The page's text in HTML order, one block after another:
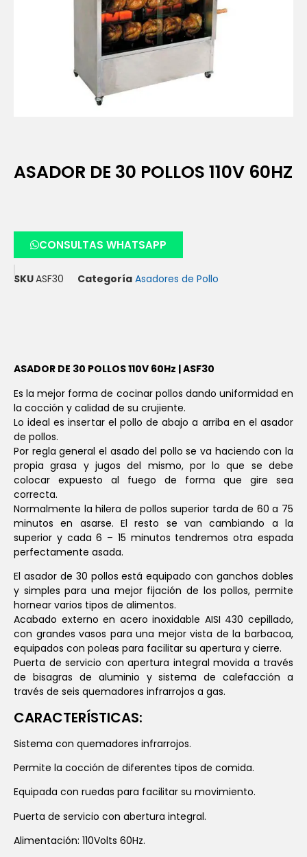
ASADOR DE 30 POLLOS 110V 60HZ
CONSULTAS WHATSAPP
SKUASF30 Categoría Asadores de Pollo
ASADOR DE 30 POLLOS 110V 60Hz | ASF30
Es la mejor forma de cocinar pollos dando uniformidad en
la cocción y calidad de su crujiente.
Lo ideal es insertar el pollo de abajo a arriba en el asador
de pollos.
Por regla general el asado del pollo se va haciendo con la
propia grasa y jugos del mismo, por lo que se debe
colocar expuesto al fuego de forma que gire sea
correcta.
Normalmente la hilera de pollos superior tarda de 60 a 75
minutos en asarse. El resto se van cambiando a la
superior y cada 6 – 15 minutos tendremos otra espada
perfectamente asada.
El asador de 30 pollos está equipado con ganchos dobles
y simples para una mejor fijación de los pollos, permite
hornear varios tipos de alimentos.
Acabado externo en acero inoxidable AISI 430 cepillado,
con grandes vasos para una mejor vista de la barbacoa,
equipados con poleas para facilitar su apertura y cierre.
Puerta de servicio con apertura integral movida a través
de bisagras de aluminio y sistema de calefacción a
través de seis quemadores infrarrojos a gas.
CARACTERÍSTICAS:
Sistema con quemadores infrarrojos.
Permite la cocción de diferentes tipos de comida.
Equipada con ruedas para facilitar su movimiento.
Puerta de servicio con abertura integral.
Alimentación: 110Volts 60Hz.